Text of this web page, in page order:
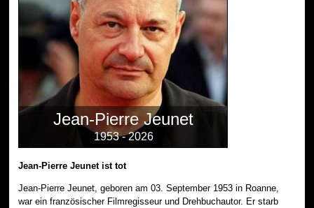
Jean-Pierre Jeunet
1953 - 2026
Jean-Pierre Jeunet ist tot
Jean-Pierre Jeunet, geboren am 03. September 1953 in Roanne,
war ein französischer Filmregisseur und Drehbuchautor. Er starb